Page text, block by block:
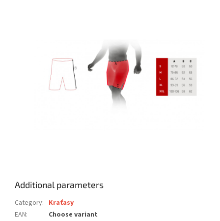
Additional parameters
Category: Kraťasy
EAN: Choose variant